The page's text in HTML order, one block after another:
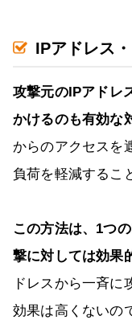
IPアドレス
攻撃元のIPアドレ
かけるのも有効な
からのアクセスを
負荷を軽減するこ
この方法は、1つ
撃に対しては効果
ドレスから一斉に
効果は高くないの